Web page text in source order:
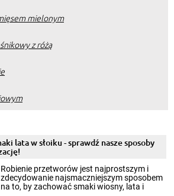
mielonym
z różą
lata w słoiku - sprawdź nasze sposoby
Robienie przetworów jest najprostszym i
zdecydowanie najsmaczniejszym sposobem
na to, by zachować smaki wiosny, lata i